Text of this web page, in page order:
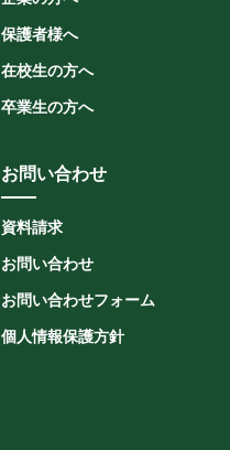
保護者様へ
在校生の方へ
卒業生の方へ
お問い合わせ
資料請求
お問い合わせ
お問い合わせフォーム
個人情報保護方針